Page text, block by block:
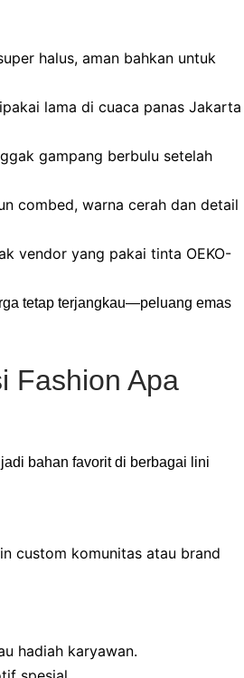
halus, aman bahkan untuk
lama di cuaca panas Jakarta
gampang berbulu setelah
combed, warna cerah dan detail
vendor yang pakai tinta OEKO-
tetap terjangkau—peluang emas
Fashion Apa
bahan favorit di berbagai lini
custom komunitas atau brand
hadiah karyawan.